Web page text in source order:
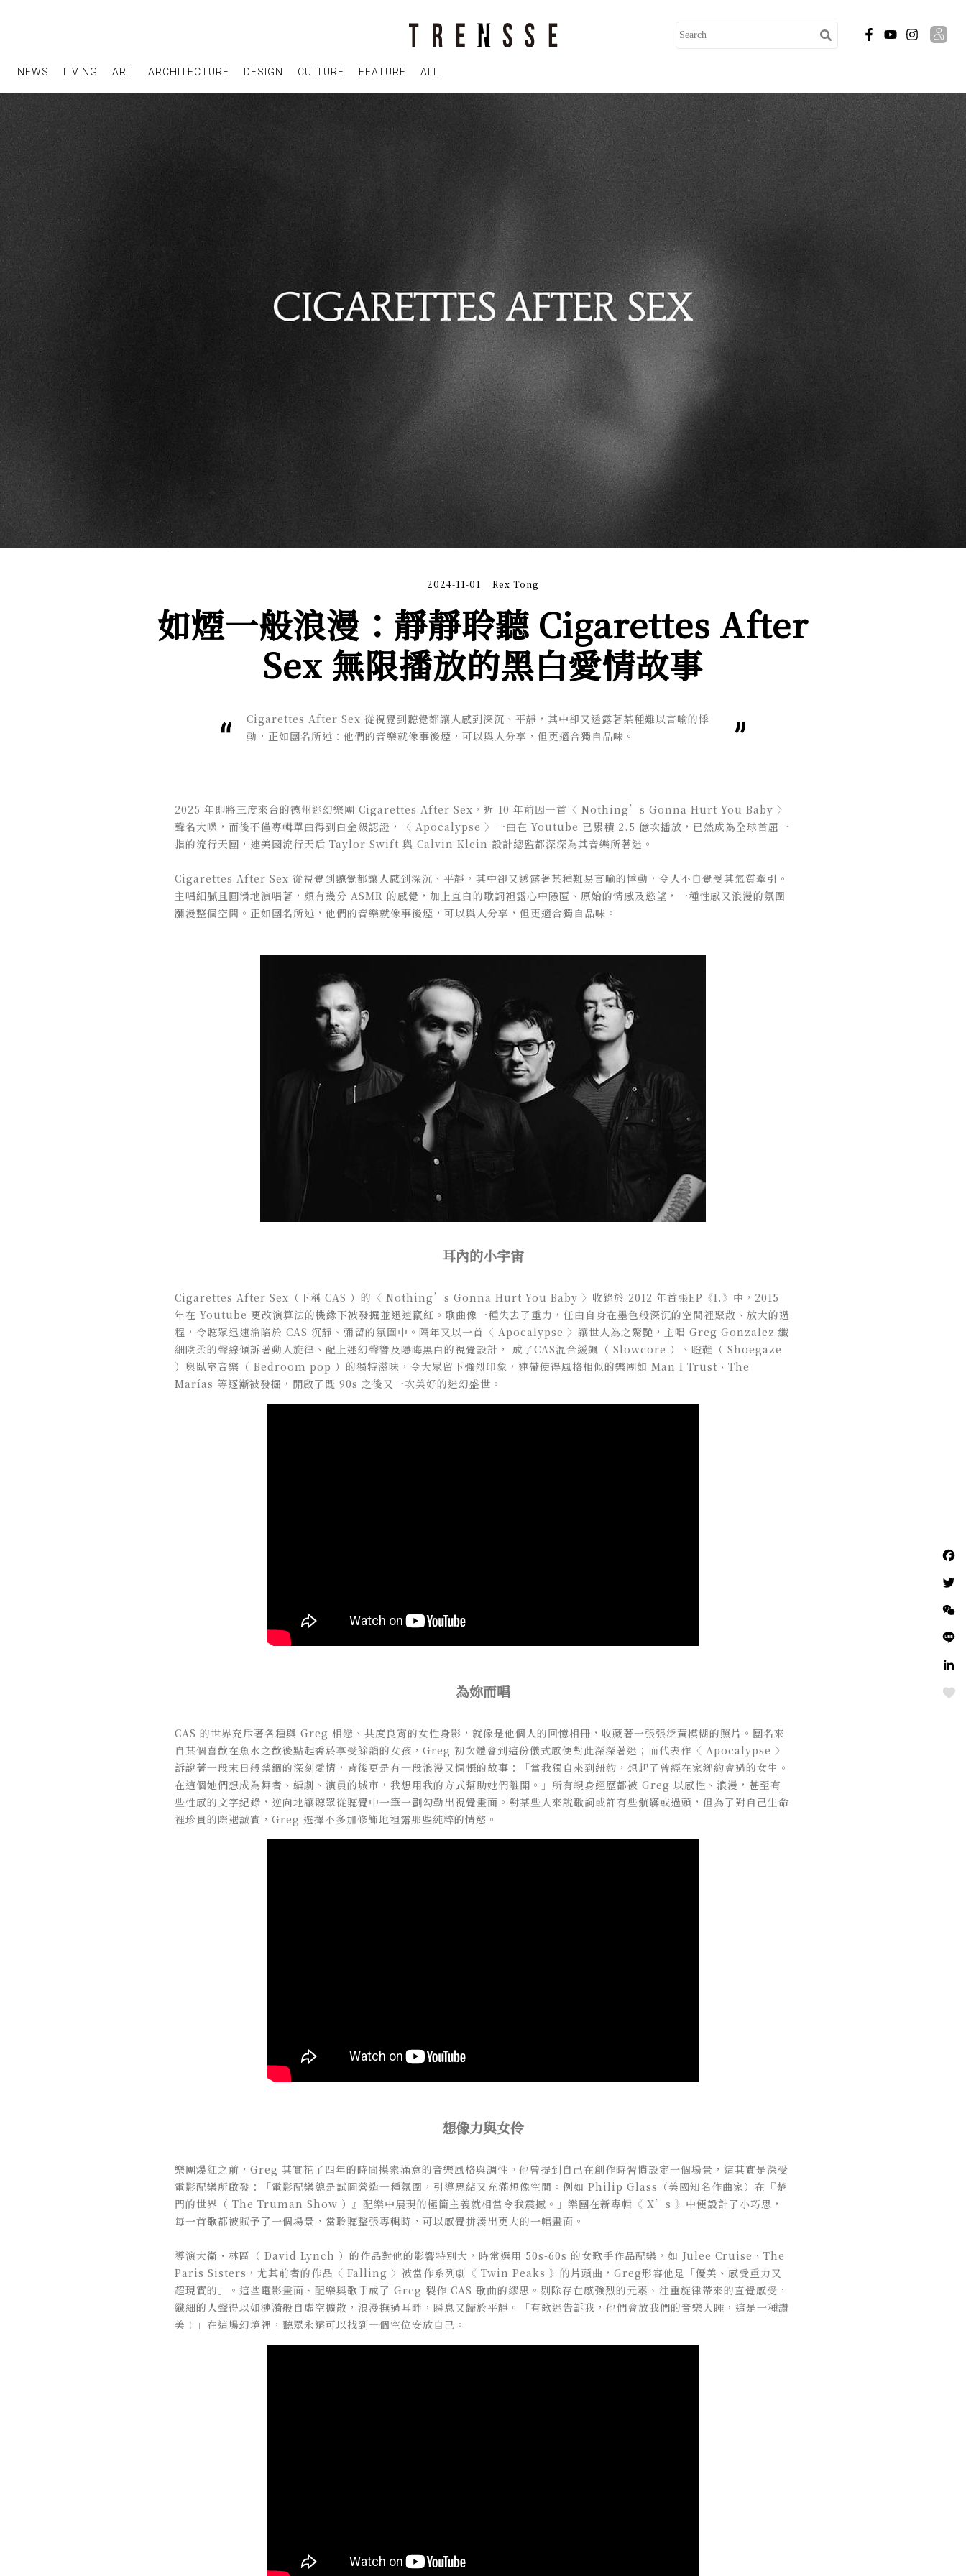
NEWS LIVING ART ARCHITECTURE DESIGN CULTURE FEATURE ALL
如煙一般浪漫：靜靜聆聽 Cigarettes After
Sex 無限播放的黑白愛情故事
Rex Tong
2024-11-01
Cigarettes After Sex 從視覺到聽覺都讓人感到深沉、平靜，其中卻又透露著某種難以言喻的悸
動，正如團名所述：他們的音樂就像事後煙，可以與人分享，但更適合獨自品味。
2025 年即將三度來台的德州迷幻樂團 Cigarettes After Sex，近 10 年前因一首〈 Nothing’s Gonna Hurt You Baby 〉
聲名大噪，而後不僅專輯單曲得到白金級認證，〈 Apocalypse 〉一曲在 Youtube 已累積 2.5 億次播放，已然成為全球首屈一
指的流行天團，連美國流行天后 Taylor Swift 與 Calvin Klein 設計總監都深深為其音樂所著迷。
Cigarettes After Sex 從視覺到聽覺都讓人感到深沉、平靜，其中卻又透露著某種難易言喻的悸動，令人不自覺受其氣質牽引。
主唱細膩且圓滑地演唱著，頗有幾分 ASMR 的感覺，加上直白的歌詞袒露心中隱匿、原始的情感及慾望，一種性感又浪漫的氛圍
瀰漫整個空間。正如團名所述，他們的音樂就像事後煙，可以與人分享，但更適合獨自品味。
耳內的小宇宙
Cigarettes After Sex（下稱 CAS ）的〈 Nothing’s Gonna Hurt You Baby 〉收錄於 2012 年首張EP《I.》中，2015
年在 Youtube 更改演算法的機緣下被發掘並迅速竄紅。歌曲像一種失去了重力，任由自身在墨色般深沉的空間裡聚散、放大的過
程，令聽眾迅速淪陷於 CAS 沉靜、彌留的氛圍中。隔年又以一首〈 Apocalypse 〉讓世人為之驚艷，主唱 Greg Gonzalez 纖
細陰柔的聲線傾訴著動人旋律、配上迷幻聲響及隱晦黑白的視覺設計， 成了CAS混合緩飆（ Slowcore ）、瞪鞋（ Shoegaze
）與臥室音樂（ Bedroom pop ）的獨特滋味，令大眾留下強烈印象，連帶使得風格相似的樂團如 Man I Trust、 The
Marías 等逐漸被發掘，開啟了既 90s 之後又一次美好的迷幻盛世。
為妳而唱
CAS 的世界充斥著各種與 Greg 相戀、共度良宵的女性身影，就像是他個人的回憶相冊，收藏著一張張泛黃模糊的照片。團名來
自某個喜歡在魚水之歡後點起香菸享受餘韻的女孩，Greg 初次體會到這份儀式感便對此深深著迷；而代表作〈 Apocalypse 〉
訴說著一段末日般禁錮的深刻愛情，背後更是有一段浪漫又惆悵的故事：「當我獨自來到紐約，想起了曾經在家鄉約會過的女生。
在這個她們想成為舞者、編劇、演員的城市，我想用我的方式幫助她們離開。」所有親身經歷都被 Greg 以感性、浪漫，甚至有
些性感的文字紀錄，逆向地讓聽眾從聽覺中一筆一劃勾勒出視覺畫面。對某些人來說歌詞或許有些骯髒或過頭，但為了對自己生命
裡珍貴的際遇誠實，Greg 選擇不多加修飾地袒露那些純粹的情慾。
想像力與女伶
樂團爆紅之前，Greg 其實花了四年的時間摸索滿意的音樂風格與調性。他曾提到自己在創作時習慣設定一個場景，這其實是深受
電影配樂所啟發：「電影配樂總是試圖營造一種氛圍，引導思緒又充滿想像空間。例如 Philip Glass（美國知名作曲家）在『楚
門的世界（ The Truman Show ）』配樂中展現的極簡主義就相當令我震撼。」樂團在新專輯《 X’s 》中便設計了小巧思，
每一首歌都被賦予了一個場景，當聆聽整張專輯時，可以感覺拼湊出更大的一幅畫面。
導演大衛・林區（ David Lynch ）的作品對他的影響特別大，時常選用 50s-60s 的女歌手作品配樂，如 Julee Cruise、The
Paris Sisters，尤其前者的作品〈 Falling 〉被當作系列劇《 Twin Peaks 》的片頭曲，Greg形容他是「優美、感受重力又
超現實的」。這些電影畫面、配樂與歌手成了 Greg 製作 CAS 歌曲的繆思。剔除存在感強烈的元素、注重旋律帶來的直覺感受，
纖細的人聲得以如漣漪般自虛空擴散，浪漫撫過耳畔，瞬息又歸於平靜。「有歌迷告訴我，他們會放我們的音樂入睡，這是一種讚
美！」在這場幻境裡，聽眾永遠可以找到一個空位安放自己。
Love